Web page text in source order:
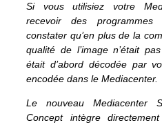
Si vous utilisiez votre
recevoir des
constater qu’en plus de la
qualité de l’image n’était
était d’abord décodée par
encodée dans le Mediacenter.
Le nouveau Mediacenter
Concept intègre